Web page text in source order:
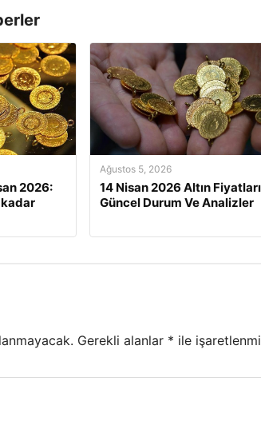
2026:
kadar
Ağustos 5, 2026
14 Nisan 2026 Altın Fiyatları
Güncel Durum Ve Analizler
Gerekli alanlar * ile